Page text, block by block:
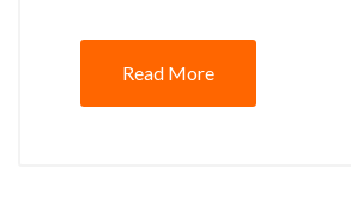
Read More